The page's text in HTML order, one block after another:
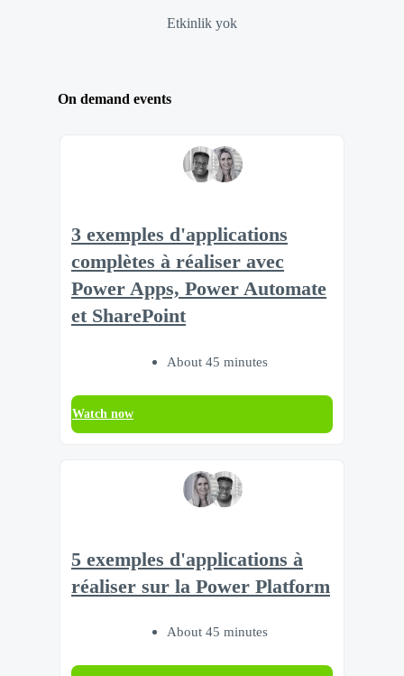
Etkinlik yok
On demand events
3 exemples d'applications
complètes à réaliser avec
Power Apps, Power Automate
et SharePoint
About 45 minutes
Watch now
5 exemples d'applications à
réaliser sur la Power Platform
About 45 minutes